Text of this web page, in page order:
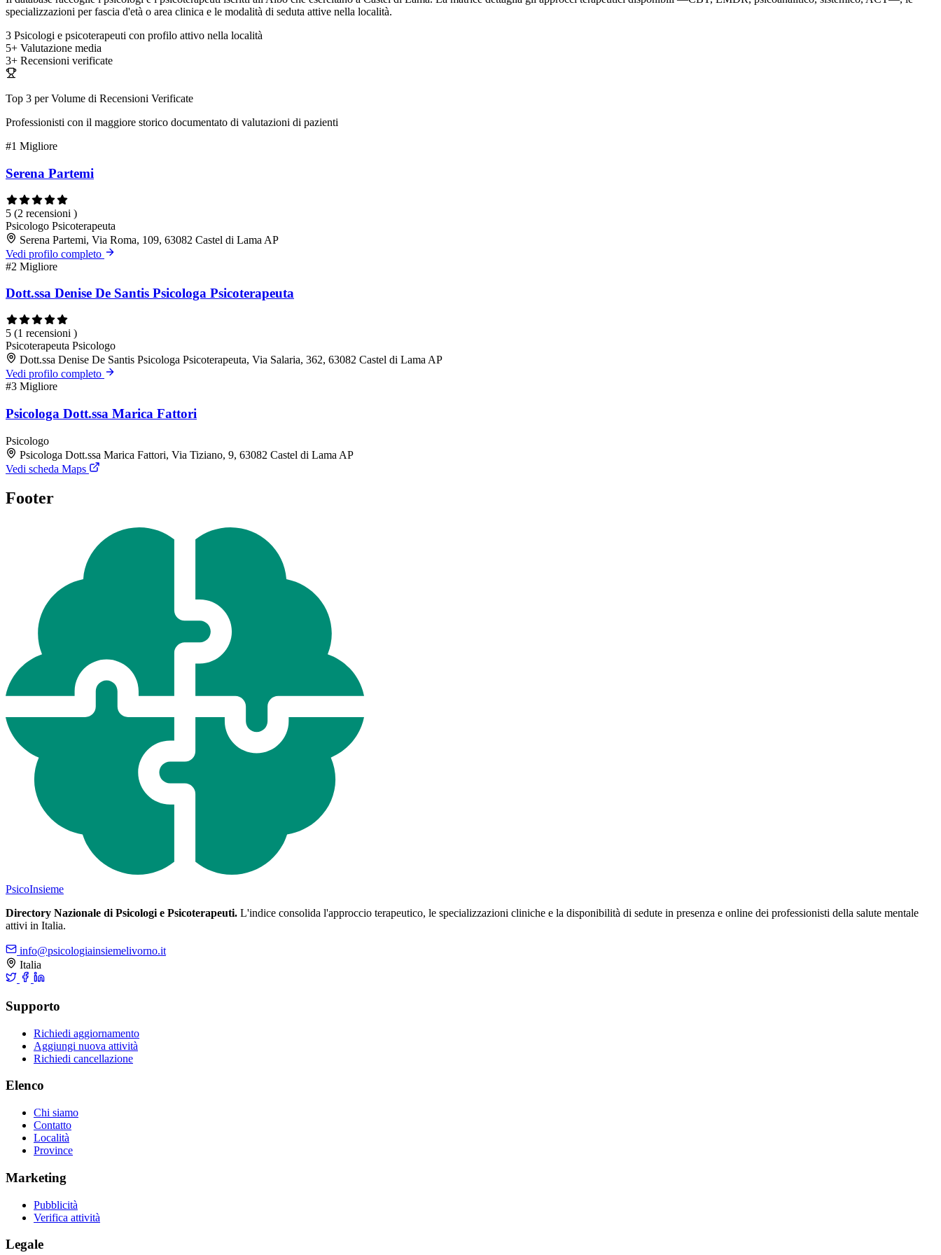
specializzazioni per fascia d'età o area clinica e le modalità di seduta attive nella località.
3 Psicologi e psicoterapeuti con profilo attivo nella località
5+ Valutazione media
3+ Recensioni verificate
Top 3 per Volume di Recensioni Verificate
Professionisti con il maggiore storico documentato di valutazioni di pazienti
#1 Migliore
Serena Partemi
5 (2 recensioni )
Psicologo Psicoterapeuta
Serena Partemi, Via Roma, 109, 63082 Castel di Lama AP
Vedi profilo completo
#2 Migliore
Dott.ssa Denise De Santis Psicologa Psicoterapeuta
5 (1 recensioni )
Psicoterapeuta Psicologo
Dott.ssa Denise De Santis Psicologa Psicoterapeuta, Via Salaria, 362, 63082 Castel di Lama AP
Vedi profilo completo
#3 Migliore
Psicologa Dott.ssa Marica Fattori
Psicologo
Psicologa Dott.ssa Marica Fattori, Via Tiziano, 9, 63082 Castel di Lama AP
Vedi scheda Maps
Footer
PsicoInsieme
Directory Nazionale di Psicologi e Psicoterapeuti. L'indice consolida l'approccio terapeutico, le specializzazioni cliniche e la disponibilità di sedute in presenza e online dei professionisti della salute mentale
attivi in Italia.
info@psicologiainsiemelivorno.it
Italia
Supporto
Richiedi aggiornamento
Aggiungi nuova attività
Richiedi cancellazione
Elenco
Chi siamo
Contatto
Località
Province
Marketing
Pubblicità
Verifica attività
Legale